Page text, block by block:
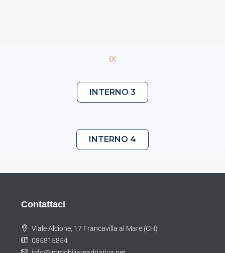
IX
INTERNO 3
INTERNO 4
Contattaci
Viale Alcione, 17 Francavilla al Mare (CH)
085815854